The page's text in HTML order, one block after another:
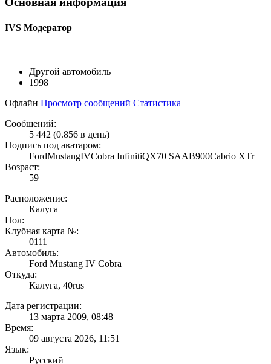
IVS Модератор
Другой автомобиль
1998
Офлайн Просмотр сообщений Статистика
Сообщений:
5 442 (0.856 в день)
Подпись под аватаром:
FordMustangIVCobra InfinitiQX70 SAAB900Cabrio XTr
Возраст:
59
Расположение:
Калуга
Пол:
Клубная карта №:
0111
Автомобиль:
Ford Mustang IV Cobra
Откуда:
Калуга, 40rus
Дата регистрации:
13 марта 2009, 08:48
Время:
09 августа 2026, 11:51
Язык:
Русский